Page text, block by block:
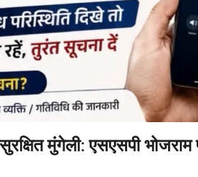
मुंगेली: एसएसपी